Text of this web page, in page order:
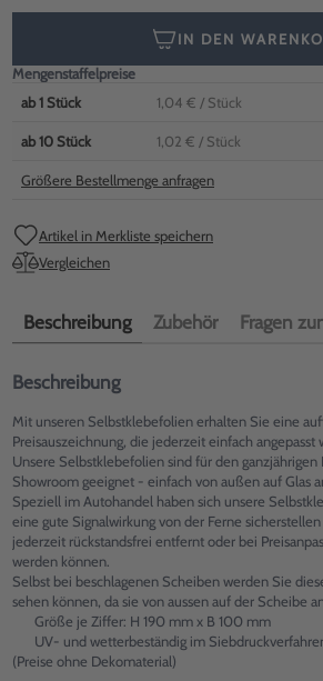
IN DEN
Mengenstaffelpreise
ab1 Stück 1,04 € / Stück
ab10 Stück 1,02 € / Stück
Größere Bestellmenge anfragen
Artikel in Merkliste speichern
Vergleichen
Beschreibung Zubehör Fragen
Beschreibung
Mit unseren Selbstklebefolien erhalten Sie eine
Preisauszeichnung, die jederzeit einfach angepasst
Unsere Selbstklebefolien sind für den
Showroom geeignet - einfach von außen auf Glas
Speziell im Autohandel haben sich unsere
eine gute Signalwirkung von der Ferne
jederzeit rückstandsfrei entfernt oder bei
werden können.
Selbst bei beschlagenen Scheiben werden Sie
sehen können, da sie von aussen auf der Scheibe
Größe je Ziffer: H 190 mm x B 100 mm
UV- und wetterbeständig im
(Preise ohne Dekomaterial)